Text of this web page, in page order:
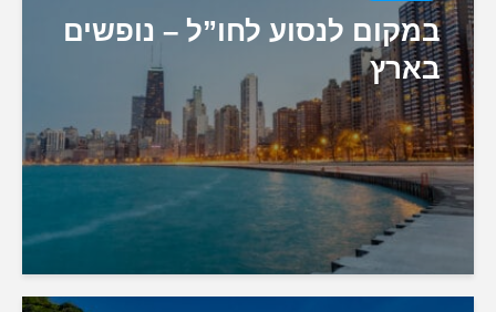
במקום לנסוע לחו”ל – נופשים
בארץ